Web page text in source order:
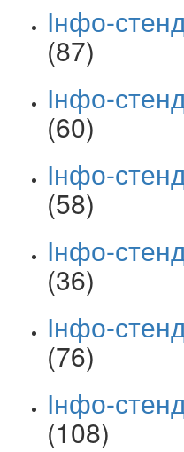
Інфо-
(87)
Інфо-
(60)
Інфо-
(58)
Інфо-
(36)
Інфо-
(76)
Інфо-
(108)